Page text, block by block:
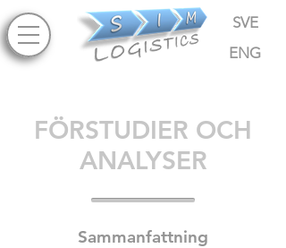
ENG
SVE
FÖRSTUDIER OCH
ANALYSER
Sammanfattning